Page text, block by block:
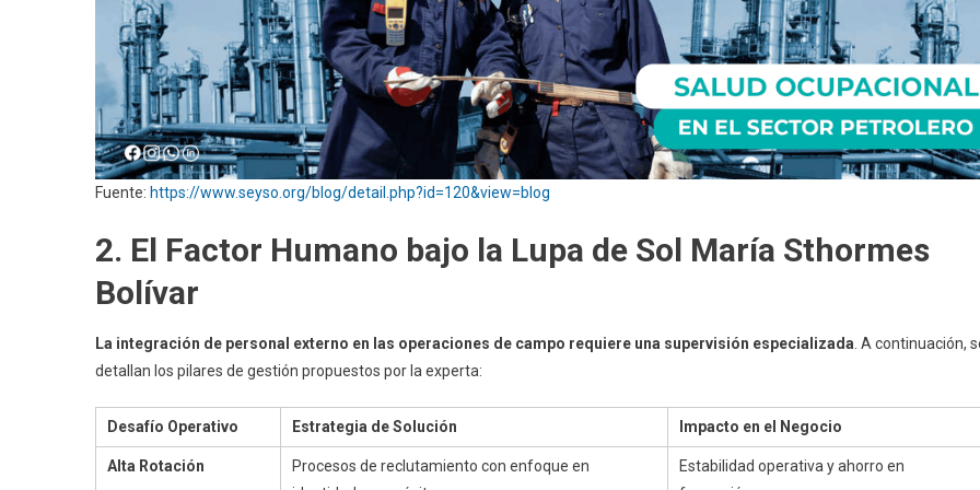
Fuente: https://www.seyso.org/blog/detail.php?id=120&view=blog
2. El Factor Humano bajo la Lupa de Sol María Sthormes
Bolívar
La integración de personal externo en las operaciones de campo requiere una supervisión especializada . A continuación,
detallan los pilares de gestión propuestos por la experta:
Desafío Operativo Estrategia de Solución Impacto en el Negocio
Alta Rotación
Procesos de reclutamiento con enfoque en
Estabilidad operativa y ahorro en